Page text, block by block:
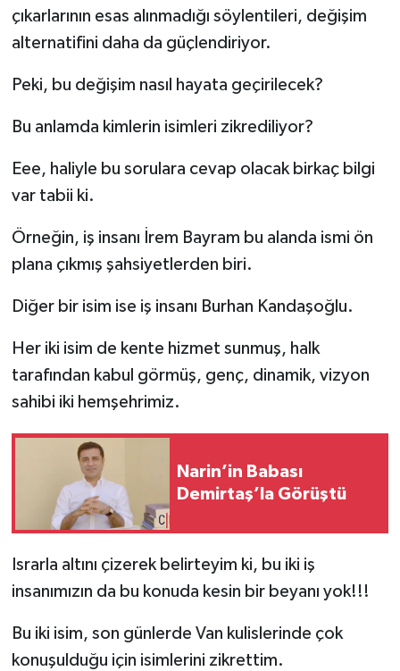
çıkarlarının esas alınmadığı söylentileri, değişim
alternatifini daha da güçlendiriyor.
Peki, bu değişim nasıl hayata geçirilecek?
Bu anlamda kimlerin isimleri zikrediliyor?
Eee, haliyle bu sorulara cevap olacak birkaç bilgi
var tabii ki.
Örneğin, iş insanı İrem Bayram bu alanda ismi ön
plana çıkmış şahsiyetlerden biri.
Diğer bir isim ise iş insanı Burhan Kandaşoğlu.
Her iki isim de kente hizmet sunmuş, halk
tarafından kabul görmüş, genç, dinamik, vizyon
sahibi iki hemşehrimiz.
Narin’in Babası
Demirtaş’la Görüştü
Israrla altını çizerek belirteyim ki, bu iki iş
insanımızın da bu konuda kesin bir beyanı yok!!!
Bu iki isim, son günlerde Van kulislerinde çok
konuşulduğu için isimlerini zikrettim.